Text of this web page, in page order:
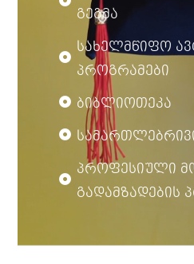
გეგმა
სახელმწიფო
პროგრამები
ბიბლიოთეკა
პროფესიული
გადამზადების